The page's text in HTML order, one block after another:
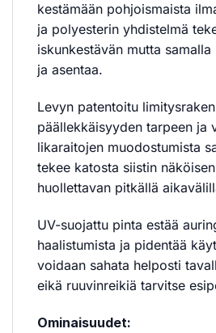
kestämään pohjoismaista
ja polyesterin yhdistelmä
iskunkestävän mutta
ja asentaa.
Levyn patentoitu
päällekkäisyyden tarpeen ja
likaraitojen muodostumista
tekee katosta siistin
huollettavan pitkällä
UV-suojattu pinta estää
haalistumista ja pidentää
voidaan sahata helposti
eikä ruuvinreikiä tarvitse
Ominaisuudet: